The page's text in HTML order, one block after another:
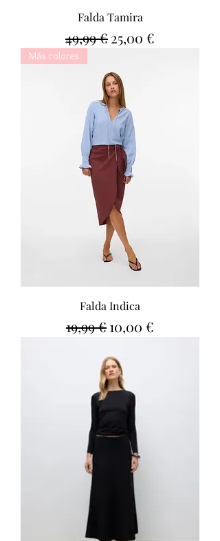
Falda Tamira
Precio
49,99 €Precio de oferta
25,00 €
Más colores
Falda Indica
Precio
19,99 €Precio de oferta
10,00 €